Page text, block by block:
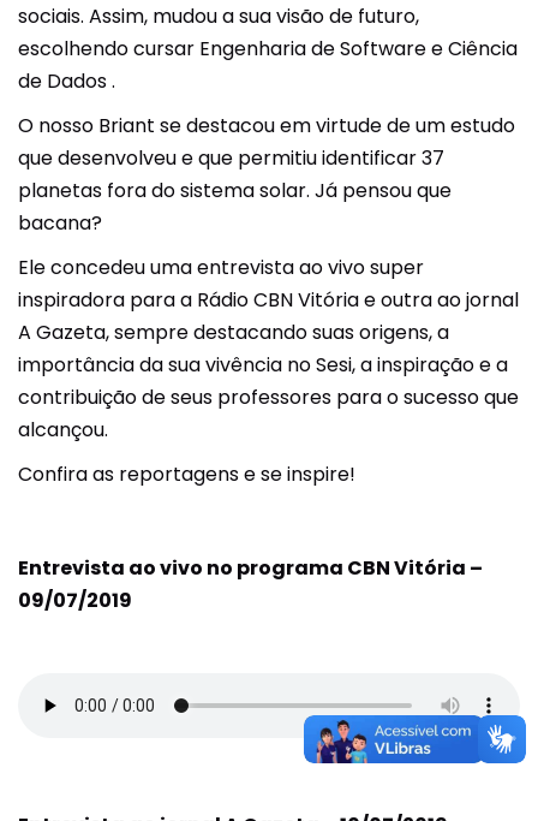
sociais. Assim, mudou a sua visão de futuro,
escolhendo cursar Engenharia de Software e Ciência
de Dados .
O nosso Briant se destacou em virtude de um estudo
que desenvolveu e que permitiu identificar 37
planetas fora do sistema solar. Já pensou que
bacana?
Ele concedeu uma entrevista ao vivo super
inspiradora para a Rádio CBN Vitória e outra ao jornal
A Gazeta, sempre destacando suas origens, a
importância da sua vivência no Sesi, a inspiração e a
contribuição de seus professores para o sucesso que
alcançou.
Confira as reportagens e se inspire!
Entrevista ao vivo no programa CBN Vitória –
09/07/2019